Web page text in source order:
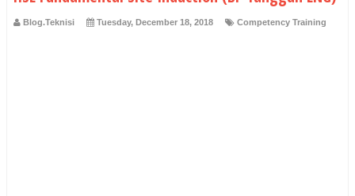
Blog.Teknisi Tuesday, December 18, 2018 Competency Training